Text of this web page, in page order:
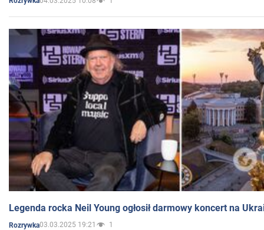
Legenda rocka Neil Young ogłosił darmowy koncert na
Rozrywka03.03.2025 19:21 1